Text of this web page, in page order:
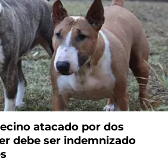
atacado por dos
debe ser indemnizado